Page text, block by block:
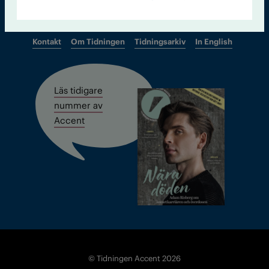
Kontakt Om Tidningen Tidningsarkiv In English
Läs tidigare
nummer av
Accent
© Tidningen Accent 2026